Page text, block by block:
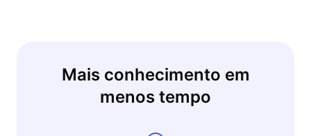
Mais conhecimento em
menos tempo